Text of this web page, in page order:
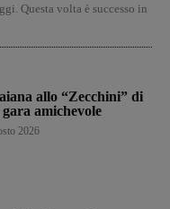
Questa volta è successo in
allo “Zecchini” di
amichevole
2026